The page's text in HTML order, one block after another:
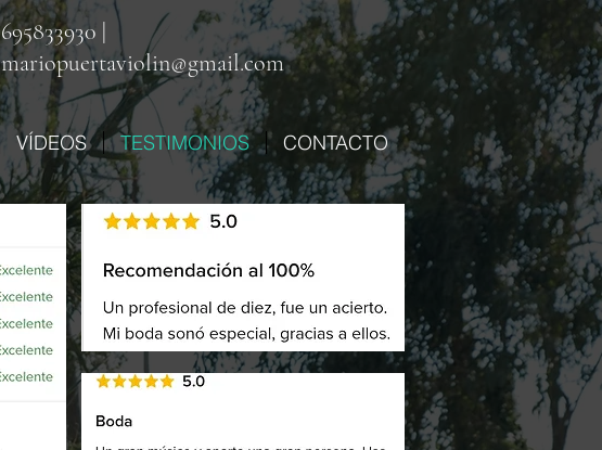
695833930 |
mariopuertaviolin@gmail.com
VÍDEOS TESTIMONIOS CONTACTO